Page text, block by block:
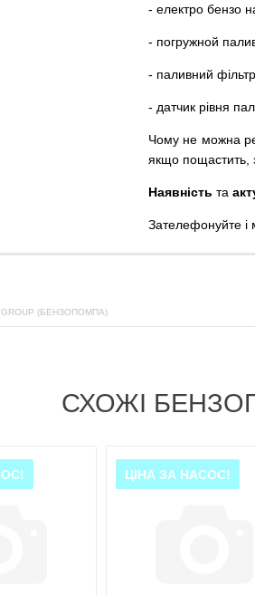
- електро бензо
- погружной
- паливний фільтр
- датчик рівня
Чому не можна
якщо пощастить,
Наявність та
Зателефонуйте і
(БЕНЗОПОМПА)
СХОЖІ
ЦІНА ЗА НАСОС!